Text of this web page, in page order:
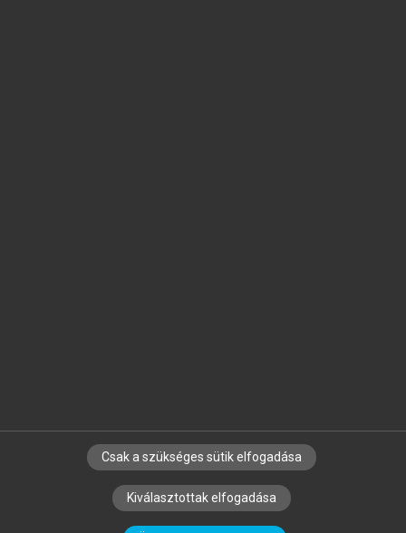
SZERZŐKNEK CÉGEKNEK KÖNYVTÁROSOKNAK
SZERKESZTÉSI ÉS LEKTORÁLÁSI ALAPELVEK
Csak a szükséges sütik elfogadása
Kiválasztottak elfogadása